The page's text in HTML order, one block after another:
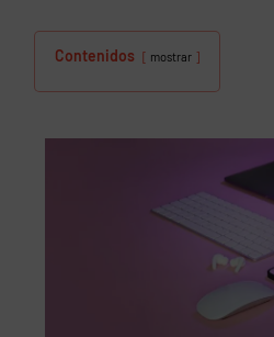
Contenidos mostrar